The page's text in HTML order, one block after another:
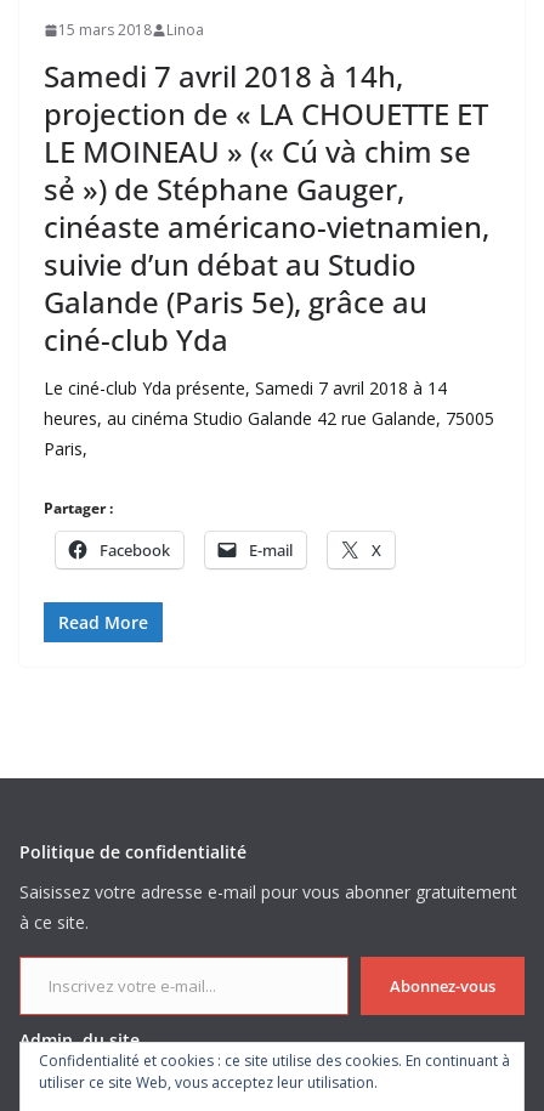
15 mars 2018 Linoa
Samedi 7 avril 2018 à 14h,
projection de « LA CHOUETTE ET
LE MOINEAU » (« Cú và chim se
sẻ ») de Stéphane Gauger,
cinéaste américano-vietnamien,
suivie d’un débat au Studio
Galande (Paris 5e), grâce au
ciné-club Yda
Le ciné-club Yda présente, Samedi 7 avril 2018 à 14
heures, au cinéma Studio Galande 42 rue Galande, 75005
Paris,
Partager :
Facebook E-mail X
Read More
Politique de confidentialité
Saisissez votre adresse e-mail pour vous abonner gratuitement
à ce site.
Inscrivez votre e-mail...
Abonnez-vous
Admin. du site
Confidentialité et cookies : ce site utilise des cookies. En continuant à
utiliser ce site Web, vous acceptez leur utilisation.